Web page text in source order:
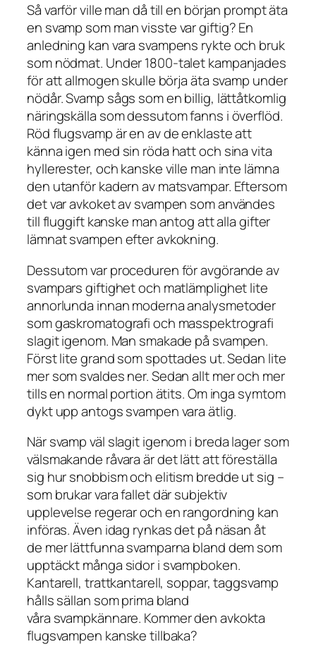
Så varför ville man då till en början prompt äta
en svamp som man visste var giftig? En
anledning kan vara svampens rykte och bruk
som nödmat. Under 1800-talet kampanjades
för att allmogen skulle börja äta svamp under
nödår. Svamp sågs som en billig, lättåtkomlig
näringskälla som dessutom fanns i överflöd.
Röd flugsvamp är en av de enklaste att
känna igen med sin röda hatt och sina vita
hyllerester, och kanske ville man inte lämna
den utanför kadern av matsvampar. Eftersom
det var avkoket av svampen som användes
till fluggift kanske man antog att alla gifter
lämnat svampen efter avkokning.
Dessutom var proceduren för avgörande av
svampars giftighet och matlämplighet lite
annorlunda innan moderna analysmetoder
som gaskromatografi och masspektrografi
slagit igenom. Man smakade på svampen.
Först lite grand som spottades ut. Sedan lite
mer som svaldes ner. Sedan allt mer och mer
tills en normal portion ätits. Om inga symtom
dykt upp antogs svampen vara ätlig.
När svamp väl slagit igenom i breda lager som
välsmakande råvara är det lätt att föreställa
sig hur snobbism och elitism bredde ut sig –
som brukar vara fallet där subjektiv
upplevelse regerar och en rangordning kan
införas. Även idag rynkas det på näsan åt
de mer lättfunna svamparna bland dem som
upptäckt många sidor i svampboken.
Kantarell, trattkantarell, soppar, taggsvamp
hålls sällan som prima bland
våra svampkännare. Kommer den avkokta
flugsvampen kanske tillbaka?